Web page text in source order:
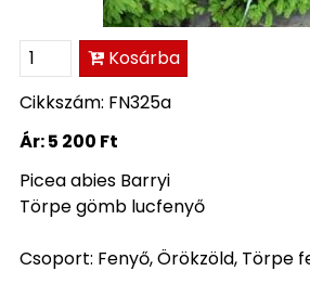
Kosárba
Cikkszám: FN325a
Ár:5 200 Ft
Picea abies Barryi
Törpe gömb lucfenyő
Csoport: Fenyő, Örökzöld, Törpe